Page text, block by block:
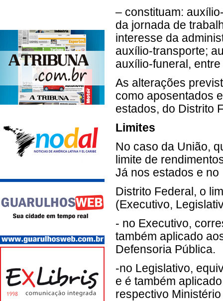
– constituam:
da jornada de
interesse da
auxílio-transporte;
auxílio-funeral,
As alterações
como aposentados
estados, do Distrito
Limites
No caso da União,
limite de
Já nos estados e no
Distrito Federal, o
(Executivo,
- no Executivo,
também aplicado
Defensoria Pública.
-no Legislativo,
e é também
respectivo